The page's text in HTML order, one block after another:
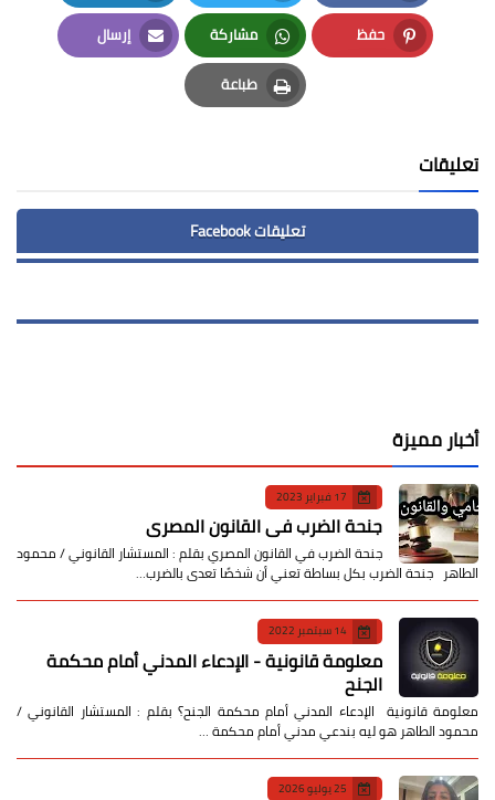
Facebook
Twitter
LinkedIn
حفظ
Pinterest
مشاركة
Whatsapp
إرسال
Email
طباعة
Print
تعليقات
تعليقات Facebook
أخبار مميزة
17 فبراير 2023
جنحة الضرب في القانون المصري
جنحة الضرب في القانون المصري بقلم : المستشار القانوني / محمود
الطاهر جنحة الضرب بكل بساطة تعني أن شخصًا تعدى بالضرب…
14 سبتمبر 2022
معلومة قانونية - الإدعاء المدني أمام محكمة
الجنح
معلومة قانونية الإدعاء المدني أمام محكمة الجنح؟ بقلم : المستشار القانوني /
محمود الطاهر هو ليه بندعي مدني أمام محكمة …
25 يوليو 2026